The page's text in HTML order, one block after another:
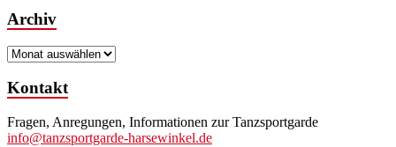
Archiv
Archiv
Kontakt
Fragen, Anregungen, Informationen zur Tanzsportgarde
info@tanzsportgarde-harsewinkel.de